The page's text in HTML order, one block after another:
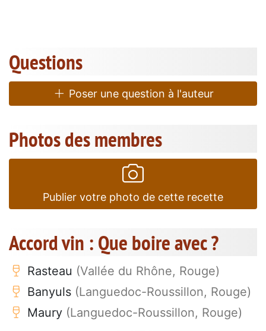
Questions
Poser une question à l'auteur
Photos des membres
Publier votre photo de cette recette
Accord vin : Que boire avec ?
Rasteau (Vallée du Rhône, Rouge)
Banyuls (Languedoc-Roussillon, Rouge)
Maury (Languedoc-Roussillon, Rouge)